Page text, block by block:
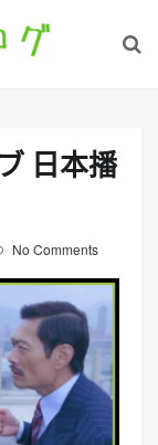
日本播
No Comments